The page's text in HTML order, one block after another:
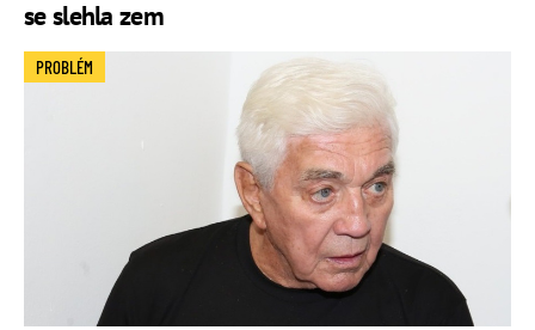
se slehla zem
PROBLÉM